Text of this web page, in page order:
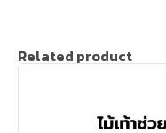
Related product